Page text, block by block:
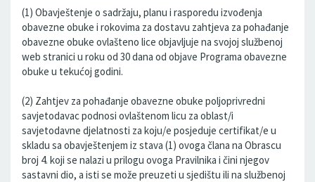
(1) Obavještenje o sadržaju, planu i rasporedu izvođenja
obavezne obuke i rokovima za dostavu zahtjeva za pohađanje
obavezne obuke ovlašteno lice objavljuje na svojoj službenoj
web stranici u roku od 30 dana od objave Programa obavezne
obuke u tekućoj godini.
(2) Zahtjev za pohađanje obavezne obuke poljoprivredni
savjetodavac podnosi ovlaštenom licu za oblast/i
savjetodavne djelatnosti za koju/e posjeduje certifikat/e u
skladu sa obavještenjem iz stava (1) ovoga člana na Obrascu
broj 4. koji se nalazi u prilogu ovoga Pravilnika i čini njegov
sastavni dio, a isti se može preuzeti u sjedištu ili na službenoj